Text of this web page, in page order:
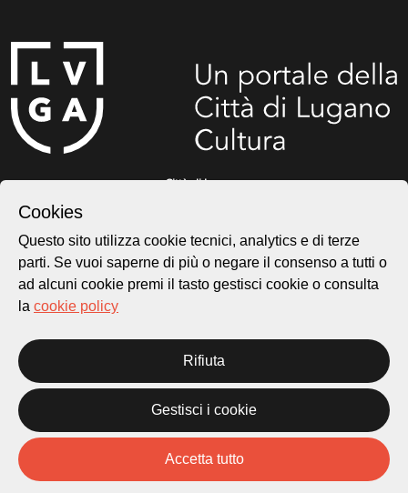
Città di Lugano
Piazza Carlo Cattaneo 1
6976 Castagnola
Per informazioni:
patrimonio@lugano.ch
t. +41 58 866 68 50
Sito istituzionale:
lugano.ch
Cookie policy
Cookies
Questo sito utilizza cookie tecnici, analytics e di terze
parti. Se vuoi saperne di più o negare il consenso a tutti o
ad alcuni cookie premi il tasto gestisci cookie o consulta
la cookie policy
Rifiuta
Gestisci i cookie
Accetta tutto